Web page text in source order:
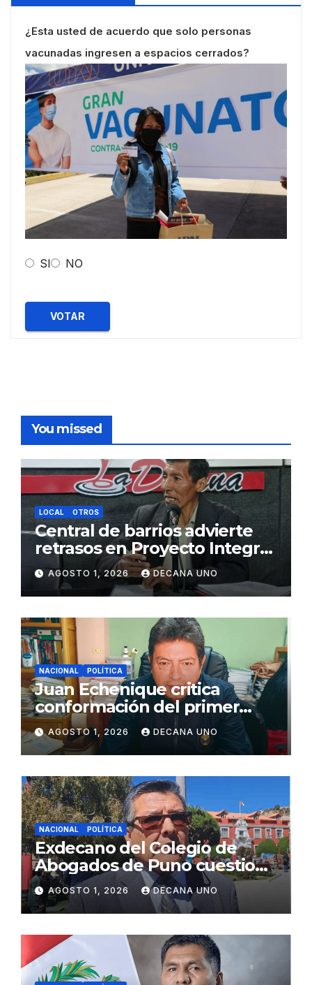
¿Esta usted de acuerdo que solo personas
vacunadas ingresen a espacios cerrados?
SI NO
VOTAR
You missed
LOCAL OTROS
Central de barrios advierte
retrasos en Proyecto Integral
de Agua y Alcantarillado para
Juliaca
AGOSTO 1, 2026 DECANA UNO
NACIONAL POLÍTICA
Juan Echenique critica
conformación del primer
gabinete ministerial de Keiko
Fujimori
AGOSTO 1, 2026 DECANA UNO
NACIONAL POLÍTICA
Exdecano del Colegio de
Abogados de Puno cuestiona
propuestas sobre seguridad
ciudadana
AGOSTO 1, 2026 DECANA UNO